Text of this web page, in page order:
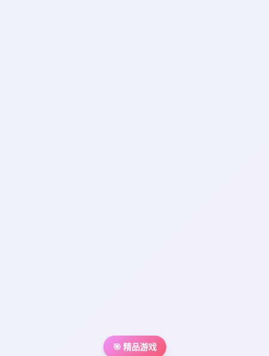
🎯 精品游戏